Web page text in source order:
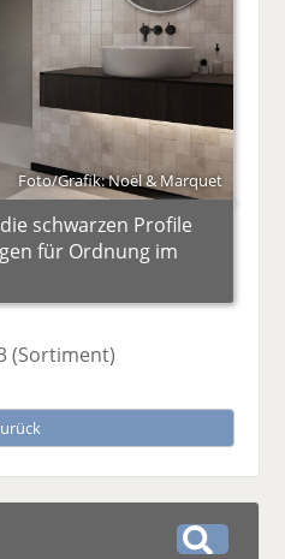
Foto/Grafik: Noël & Marquet
schwarzen Profile
für Ordnung im
(Sortiment)